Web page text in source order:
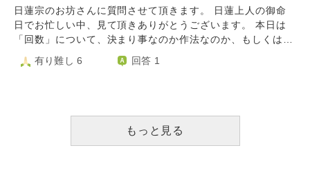
な信仰はできておりません。（なんと伝えていいか分から
ず、適切な言葉ではなかったら申し訳ございません。）
（なんとか、ストリートビューを使って私の実家のお墓の文
その際私の不注意で画面をタップする際にいろんな方のお墓
かと思い費用をいれなかったことがあり、当時のお寺に最近
アドバイスが頂けるとしたならば有難いです。よろしくお願
いします。
日蓮宗のお坊さんに質問させて頂きます。 日蓮上人の御命
日でお忙しい中、見て頂きありがとうございます。 本日は
「回数」について、決まり事なのか作法なのか、もしくは気
にしなくてよいものかお聞きしたく思います。 様々な場で
「3」が出てくるように思います。 1)方便品第二の十如是を
ある（たまたま参列者が多かったから？） 4)お線香を2本あ
有り難し 6 回答 1
もっと見る